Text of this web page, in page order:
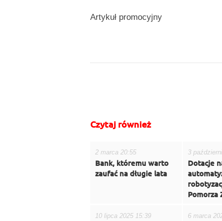
Artykuł promocyjny
Czytaj również
2 marca 20:55
Bank, któremu warto
zaufać na długie lata
3
Dotacje
Pomorza
10 lipca 2025 15:39 6 marca